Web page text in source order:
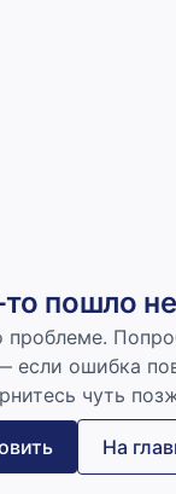
пошло
если ошибка
чуть
На